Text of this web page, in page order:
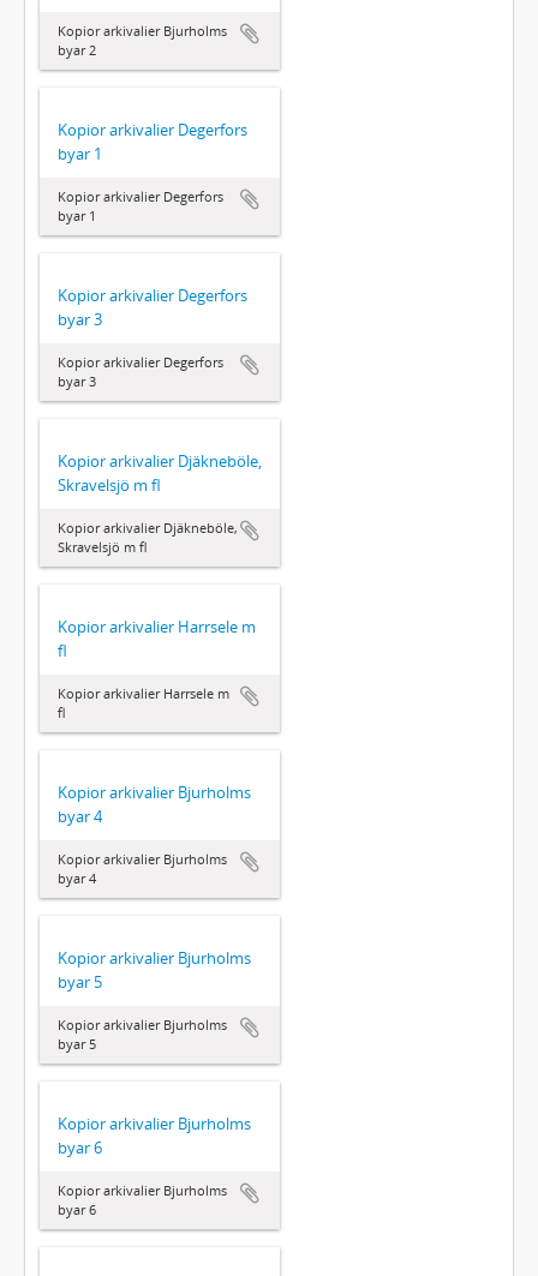
Kopior arkivalier Bjurholms
byar 2
Kopior arkivalier Degerfors
byar 1
Kopior arkivalier Degerfors
byar 1
Kopior arkivalier Degerfors
byar 3
Kopior arkivalier Degerfors
byar 3
Kopior arkivalier Djäkneböle,
Skravelsjö m fl
Kopior arkivalier Djäkneböle,
Skravelsjö m fl
Kopior arkivalier Harrsele m
fl
Kopior arkivalier Harrsele m
fl
Kopior arkivalier Bjurholms
byar 4
Kopior arkivalier Bjurholms
byar 4
Kopior arkivalier Bjurholms
byar 5
Kopior arkivalier Bjurholms
byar 5
Kopior arkivalier Bjurholms
byar 6
Kopior arkivalier Bjurholms
byar 6